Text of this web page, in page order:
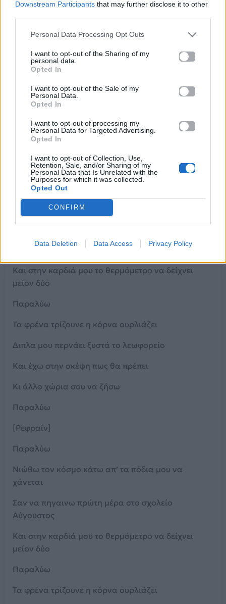
Downstream Participants that may further disclose it to other
Personal Data Processing Opt Outs
I want to opt-out of the Sharing of my
personal data.
Opted In
I want to opt-out of the Sale of my
Personal Data.
Opted In
I want to opt-out of processing my
Personal Data for Targeted Advertising.
Opted In
I want to opt-out of Collection, Use,
Retention, Sale, and/or Sharing of my
Personal Data that Is Unrelated with the
Purposes for which it was collected.
Opted Out
CONFIRM
Data Deletion Data Access Privacy Policy
Και βλέπω τη ζωή μου σαν ένα τοίχο γιγάντιο
Να υψώνεται στο τέρμα του δρόμου
Κι οι φωνές των παιδιών στην αυλή του σχολείου
Κι ο δρομος που κάποτε με έβγαζε
Στου σπιτιού σου απ’ έξω την πόρτα
Τώρα πια δεν υπάρχει
[Ρεφραίν]
Παραλύω
Νιώθω τον κόσμο κάτω απ’ τα πόδια μου να
χάνεται
Σαν να πηγαινω πρώτη μέρα στο σχολείο
Και στην καρδιά μου το θερμόμετρο να δείχνει
μείον δύο
Παραλύω
Τα φρένα τρίζουνε η κόρνα ουρλιάζει
Διπλα μου περνάει ξυστά το λεωφορείο
Και έχω στην σκέψη πως θα πρέπει
Κι άλλο χώρια σου να ζήσω
Παραλύω
[Ρεφραίν]
Παραλύω
Νιώθω τον κόσμο κάτω απ’ τα πόδια μου να
χάνεται
Σαν να πηγαινω πρώτη μέρα στο σχολείο
Αύγουστος
Και στην καρδιά μου το θερμόμετρο να δείχνει
μείον δύο
Παραλύω
Τα φρένα τρίζουνε η κόρνα ουρλιάζει